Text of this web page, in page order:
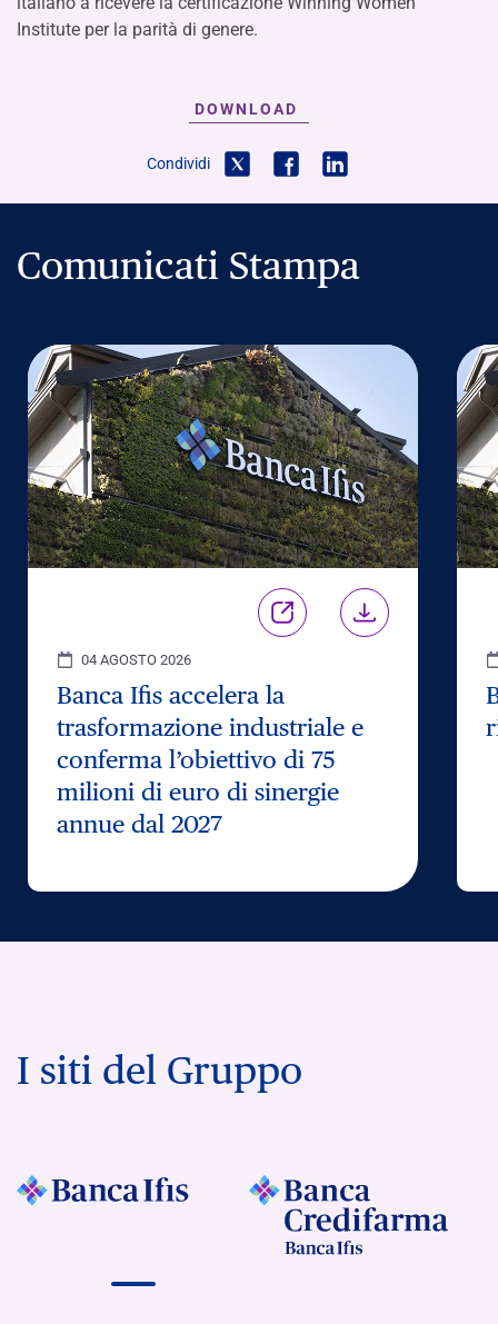
Institute per la parità di genere.
DOWNLOAD
Condividi
Comunicati Stampa
04 AGOSTO 2026
Banca Ifis accelera la
trasformazione industriale e
conferma l’obiettivo di 75
milioni di euro di sinergie
annue dal 2027
I siti del Gruppo